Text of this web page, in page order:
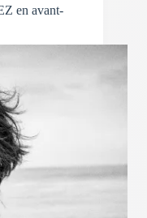
en avant-